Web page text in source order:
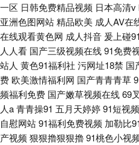
一区 日韩免费精品视频 日本高清v
亚洲色图网站精品欧美 成人AV在
在线观看黄色网 成人抖音 爰上碰91
人人看 国产三级视频在线91免费
站人 黄色91福利社 污网址18禁 国
费 欧美激情福利网 国产青青青草
频福利免费 国产嫩草视频在线69
人a青青操91 五月天婷婷91短视
自慰网站91福利免费视频 加勒比
产视频 狠狠擼狠狠擼91桃色小视